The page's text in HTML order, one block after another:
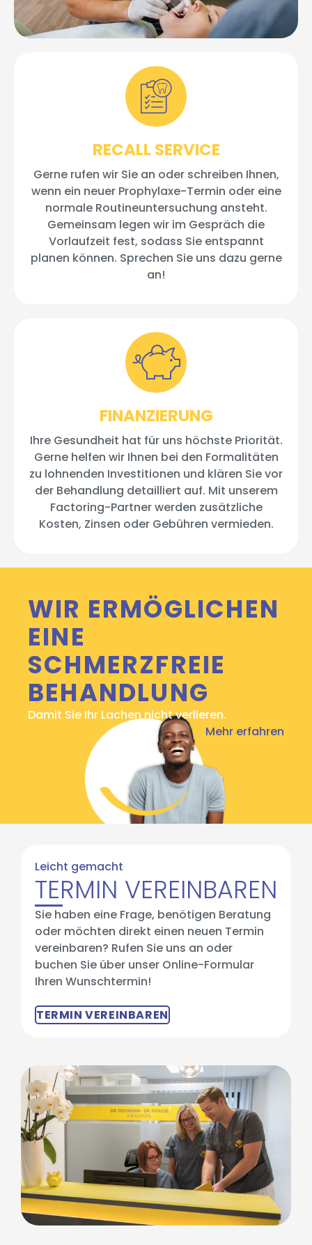
RECALL SERVICE
Gerne rufen wir Sie an oder schreiben Ihnen,
wenn ein neuer Prophylaxe-Termin oder eine
normale Routineuntersuchung ansteht.
Gemeinsam legen wir im Gespräch die
Vorlaufzeit fest, sodass Sie entspannt
planen können. Sprechen Sie uns dazu gerne
an!
FINANZIERUNG
Ihre Gesundheit hat für uns höchste Priorität.
Gerne helfen wir Ihnen bei den Formalitäten
zu lohnenden Investitionen und klären Sie vor
der Behandlung detailliert auf. Mit unserem
Factoring-Partner werden zusätzliche
Kosten, Zinsen oder Gebühren vermieden.
WIR ERMÖGLICHEN
EINE
SCHMERZFREIE
BEHANDLUNG
Damit Sie Ihr Lachen nicht verlieren.
Mehr erfahren
Leicht gemacht
TERMIN VEREINBAREN
Sie haben eine Frage, benötigen Beratung
oder möchten direkt einen neuen Termin
vereinbaren? Rufen Sie uns an oder
buchen Sie über unser Online-Formular
Ihren Wunschtermin!
TERMIN VEREINBAREN